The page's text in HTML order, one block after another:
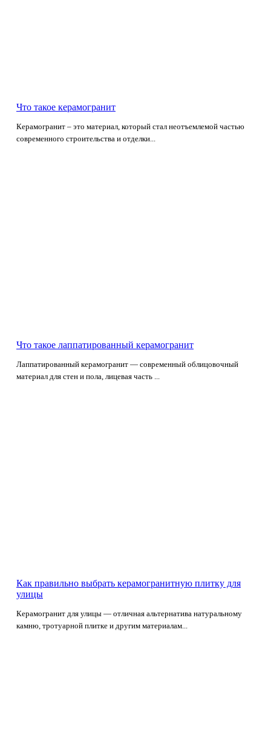
Что такое керамогранит
Керамогранит – это материал, который стал неотъемлемой частью
современного строительства и отделки...
Что такое лаппатированный керамогранит
Лаппатированный керамогранит — современный облицовочный
материал для стен и пола, лицевая часть ...
Как правильно выбрать керамогранитную плитку для
улицы
Керамогранит для улицы — отличная альтернатива натуральному
камню, тротуарной плитке и другим материалам...